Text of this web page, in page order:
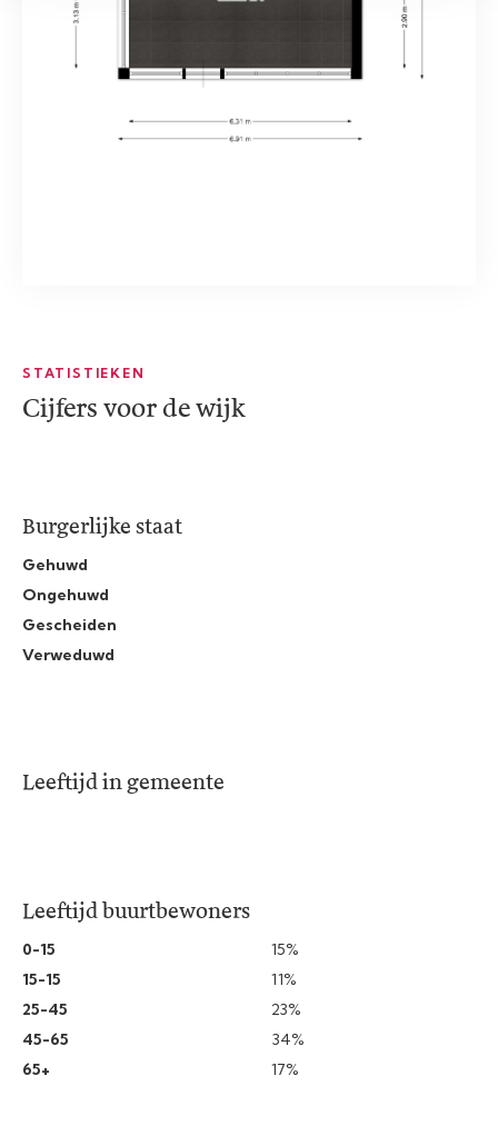
STATISTIEKEN
Cijfers voor de wijk
Burgerlijke staat
Gehuwd
Ongehuwd
Gescheiden
Verweduwd
Leeftijd in gemeente
Leeftijd buurtbewoners
0-15
15%
15-15
11%
25-45
23%
45-65
34%
65+
17%